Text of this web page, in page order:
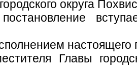
округа
настоящего
Главы